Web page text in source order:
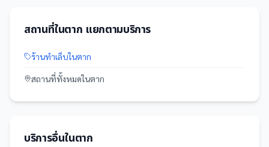
สถานที่ในตาก แยกตามบริการ
ร้านทำเล็บในตาก
สถานที่ทั้งหมดในตาก
บริการอื่นในตาก